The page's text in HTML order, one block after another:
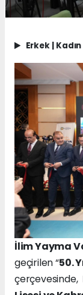
Erkek Kadın
İlim Yayma
geçirilen “50.
çerçevesinde,